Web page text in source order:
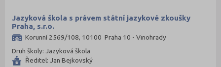
Jazyková škola s právem státní jazykové zkoušky
Praha, s.r.o.
Korunní 2569/108, 10100 Praha 10 - Vinohrady
Druh školy: Jazyková škola
Ředitel: Jan Bejkovský